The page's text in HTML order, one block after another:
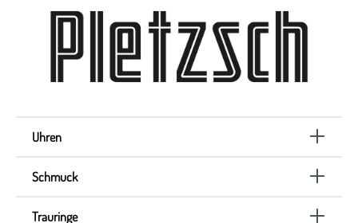
Uhren
Schmuck
Trauringe